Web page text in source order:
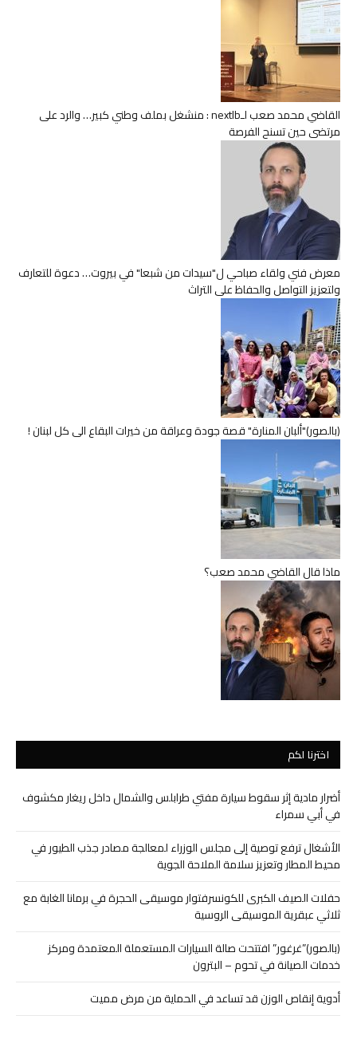
القاضي محمد صعب لـnextlb : منشغل بملف وطني كبير… والرد على
مرتضى حين تسنح الفرصة
معرض فني ولقاء صباحي ل"سيدات من شبعا" في بيروت… دعوة للتعارف
ولتعزيز التواصل والحفاظ على التراث
(بالصور)"ألبان المنارة" قصة جودة وعراقة من خيرات البقاع الى كل لبنان !
ماذا قال القاضي محمد صعب؟
اخترنا لكم
أضرار مادية إثر سقوط سيارة مفتي طرابلس والشمال داخل ريغار مكشوف
في أبي سمراء
الأشغال ترفع توصية إلى مجلس الوزراء لمعالجة مصادر جذب الطيور في
محيط المطار وتعزيز سلامة الملاحة الجوية
حفلات الصيف الكبرى للكونسرفتوار موسيقى الحجرة في برمانا الغابة مع
ثلاثي عبقرية الموسيقى الروسية
(بالصور)”غرغور” افتتحت صالة السيارات المستعملة المعتمدة ومركز
خدمات الصيانة في تحوم – البترون
أدوية إنقاص الوزن قد تساعد في الحماية من مرض مميت